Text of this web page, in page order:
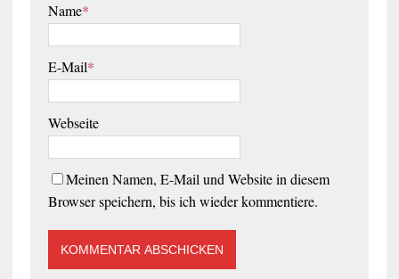
Name*
E-Mail*
Webseite
Meinen Namen, E-Mail und Website in diesem
Browser speichern, bis ich wieder kommentiere.